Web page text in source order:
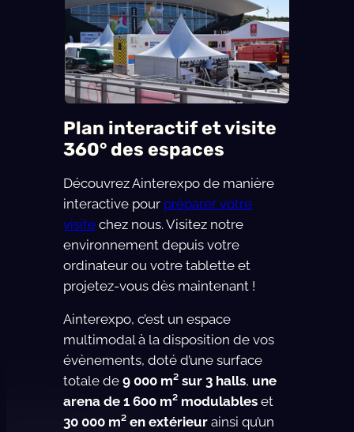
Plan interactif et visite
360° des espaces
Découvrez Ainterexpo de manière
interactive pour préparer votre
visitechez nous. Visitez notre
environnement depuis votre
ordinateur ou votre tablette et
projetez-vous dès maintenant !
Ainterexpo, c’est un espace
multimodal à la disposition de vos
évènements, doté d’une surface
totale de 9 000 m² sur 3 halls, une
arena de 1 600 m² modulables et
30 000 m² en extérieurainsi qu’un